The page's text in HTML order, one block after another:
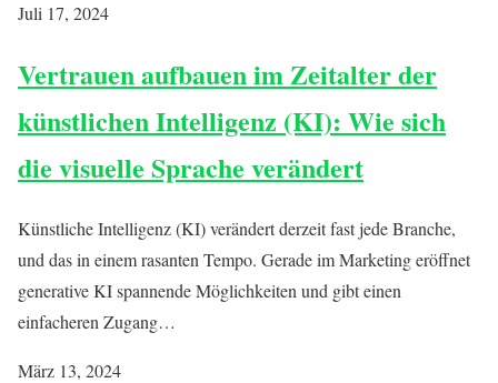
Juli 17, 2024
Vertrauen aufbauen im Zeitalter der
künstlichen Intelligenz (KI): Wie sich
die visuelle Sprache verändert
Künstliche Intelligenz (KI) verändert derzeit fast jede Branche,
und das in einem rasanten Tempo. Gerade im Marketing eröffnet
generative KI spannende Möglichkeiten und gibt einen
einfacheren Zugang…
März 13, 2024